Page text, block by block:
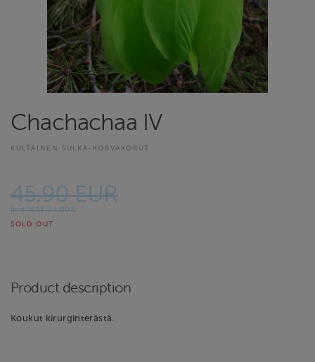
Chachachaa IV
KULTAINEN SULKA-KORVAKORUT
45.90 EUR
Incl. VAT 24.00%
SOLD OUT
Product description
Koukut kirurginterästä.